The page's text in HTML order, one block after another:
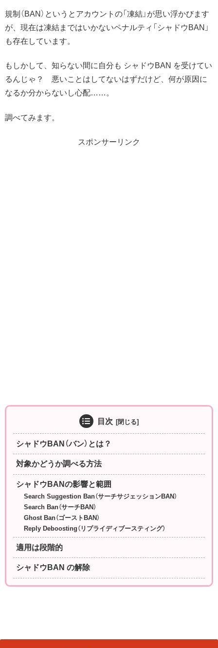
規制（BAN）というとアカウントの「凍結」が思い浮かびます
が、現在は凍結まではいかないペナルティ「シャドウBAN」
も存在しています。
もしかして、知らない間に自分も シャドウBAN を受けてい
るんじゃ？ 悪いことはしてないはずだけど、何が原因に
なるか分からないし心配……。
調べてみます。
スポンサーリンク
目次
シャドウBAN（バン）とは？
対象かどうか調べる方法
シャドウBANの影響と範囲
Search Suggestion Ban（サーチサジェッションBAN）
Search Ban（サーチBAN）
Ghost Ban（ゴーストBAN）
Reply Deboosting（リプライディブースティング）
適用は段階的
シャドウBAN の解除